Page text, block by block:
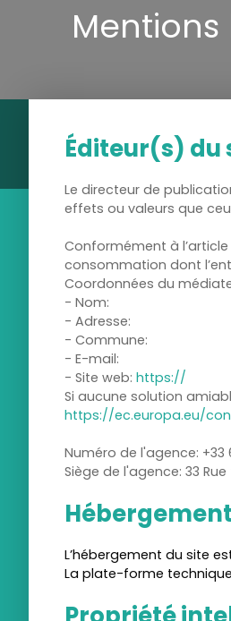
Éditeur(s) du
Le directeur de
effets ou valeurs que
Conformément à
consommation dont
Coordonnées du
- Nom:
- Adresse:
- Commune:
- E-mail:
- Site web: https://
Si aucune solution
https://ec.europa.eu/
Numéro de l'agence: +33
Siège de l'agence: 33
Hébergement
L’hébergement du site
La plate-forme technique